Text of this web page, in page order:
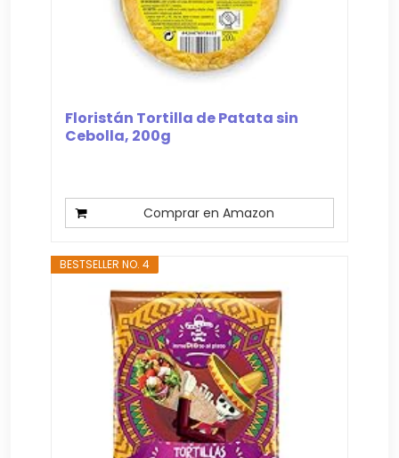
Floristán Tortilla de Patata sin
Cebolla, 200g
Comprar en Amazon
BESTSELLER NO. 4